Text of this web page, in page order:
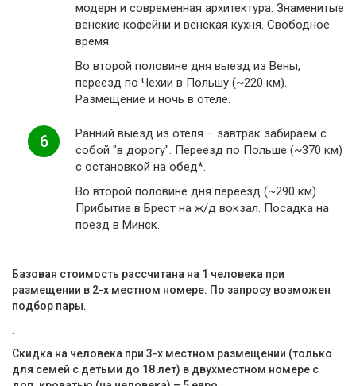
модерн и современная архитектура. Знаменитые
венские кофейни и венская кухня. Свободное
время.
Во второй половине дня выезд из Вены,
переезд по Чехии в Польшу (~220 км).
Размещение и ночь в отеле.
6
Ранний выезд из отеля – завтрак забираем с
собой "в дорогу". Переезд по Польше (~370 км)
с остановкой на обед*.
Во второй половине дня переезд (~290 км).
Прибытие в Брест на ж/д вокзал. Посадка на
поезд в Минск.
Базовая стоимость рассчитана на 1 человека при
размещении в 2-х местном номере. По запросу возможен
подбор пары.
Скидка на человека при 3-х местном размещении (только
для семей с детьми до 18 лет) в двухместном номере с